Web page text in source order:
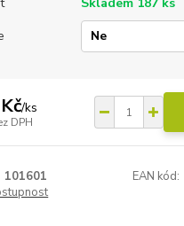
/ks
DPH
101601 EAN kód: